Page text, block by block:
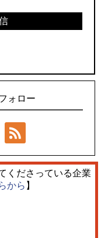
」を実機レビュー、
へ、トピアが大型機と
新型水素燃料電池ドロ
まで展開するテラドロ
ォロー
くださっている企業
から 】